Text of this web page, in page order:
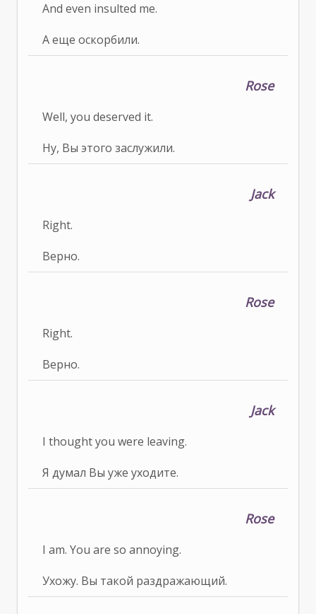
And even insulted me.
А еще оскорбили.
Rose
Well, you deserved it.
Ну, Вы этого заслужили.
Jack
Right.
Верно.
Rose
Right.
Верно.
Jack
I thought you were leaving.
Я думал Вы уже уходите.
Rose
I am. You are so annoying.
Ухожу. Вы такой раздражающий.